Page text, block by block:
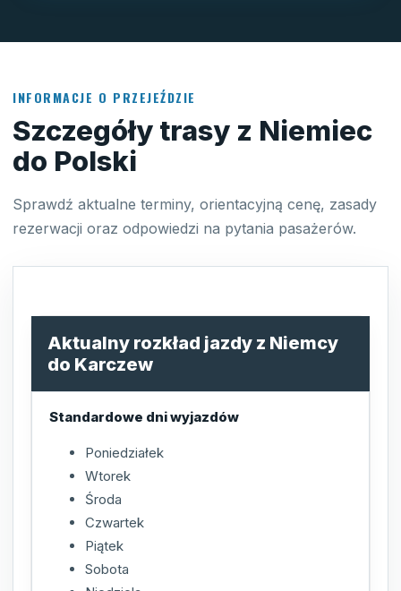
INFORMACJE O PRZEJEŹDZIE
Szczegóły trasy z Niemiec
do Polski
Sprawdź aktualne terminy, orientacyjną cenę, zasady
rezerwacji oraz odpowiedzi na pytania pasażerów.
Aktualny rozkład jazdy z Niemcy
do Karczew
Standardowe dni wyjazdów
Poniedziałek
Wtorek
Środa
Czwartek
Piątek
Sobota